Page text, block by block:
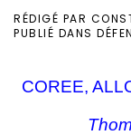
RÉDIGÉ PAR
PUBLIÉ DANS
COREE,